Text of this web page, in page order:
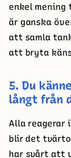
enkel mening
är ganska
att samla
att bryta
5. Du
långt från
Alla reagerar
blir det
har svårt att